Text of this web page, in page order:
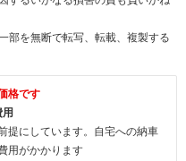
部を無断で転写、転載、複製する
格です
提にしています。自宅への納車
用がかかります